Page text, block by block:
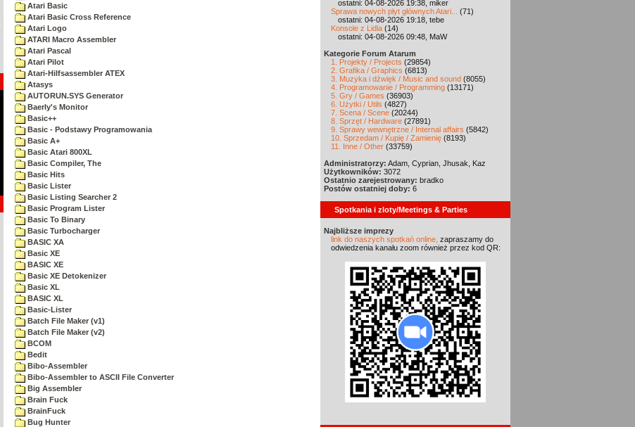
Atari Basic
Atari Basic Cross Reference
Atari Logo
ATARI Macro Assembler
Atari Pascal
Atari Pilot
Atari-Hilfsassembler ATEX
Atasys
AUTORUN.SYS Generator
Baerly's Monitor
Basic++
Basic - Podstawy Programowania
Basic A+
Basic Atari 800XL
Basic Compiler, The
Basic Hits
Basic Lister
Basic Listing Searcher 2
Basic Program Lister
Basic To Binary
Basic Turbocharger
BASIC XA
Basic XE
BASIC XE
Basic XE Detokenizer
Basic XL
BASIC XL
Basic-Lister
Batch File Maker (v1)
Batch File Maker (v2)
BCOM
Bedit
Bibo-Assembler
Bibo-Assembler to ASCII File Converter
Big Assembler
Brain Fuck
BrainFuck
Bug Hunter
ostatni: 04-08-2026 19:38, miker
Sprawa nowych płyt głównych Atari...
(71)
ostatni: 04-08-2026 19:18, tebe
Konsole z Lidla (14)
ostatni: 04-08-2026 09:48, MaW
Kategorie Forum Atarum
1. Projekty / Projects (29854)
2. Grafika / Graphics (6813)
3. Muzyka i dźwięk / Music and sound (8055)
4. Programowanie / Programming (13171)
5. Gry / Games (36903)
6. Użytki / Utils (4827)
7. Scena / Scene (20244)
8. Sprzęt / Hardware (27891)
9. Sprawy wewnętrzne / Internal affairs (5842)
10. Sprzedam / Kupię / Zamienię (8193)
11. Inne / Other (33759)
Administratorzy: Adam, Cyprian, Jhusak, Kaz
Użytkowników: 3072
Ostatnio zarejestrowany: bradko
Postów ostatniej doby: 6
Spotkania i zloty/Meetings & Parties
Najbliższe imprezy
link do naszych spotkań online, zapraszamy do
odwiedzenia kanału zoom również przez kod QR: